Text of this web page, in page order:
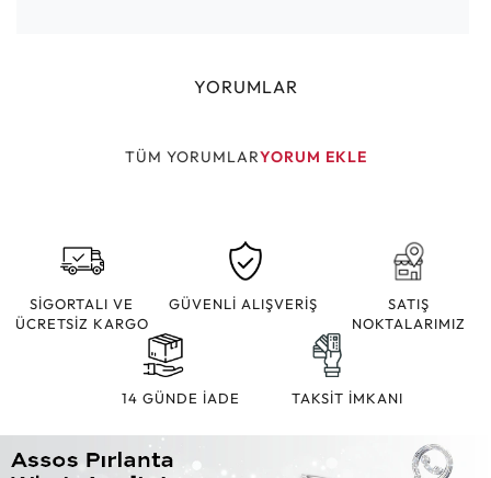
YORUMLAR
TÜM YORUMLARYORUM EKLE
SİGORTALI VE
ÜCRETSİZ KARGO
GÜVENLİ ALIŞVERİŞ
SATIŞ
NOKTALARIMIZ
14 GÜNDE İADE TAKSİT İMKANI